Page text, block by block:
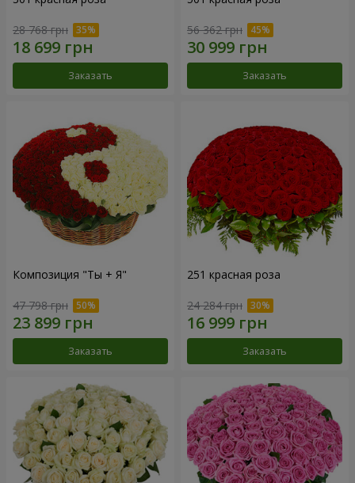
28 768 грн
Заказать
56 362 грн
Заказать
Композиция "Ты + Я"
47 798 грн
Заказать
251 красная роза
24 284 грн
Заказать